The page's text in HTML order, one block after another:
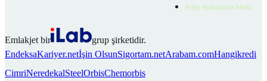
Aday Aydınlatma Metni
Emlakjet bir
grup şirketidir.
EndeksaKariyer.netİşin OlsunSigortam.netArabam.comHangikredi
CimriNeredekalSteelOrbisChemorbis